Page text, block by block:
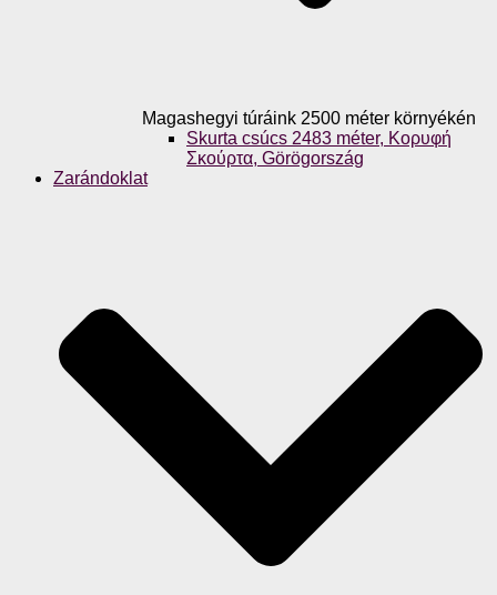
Magashegyi túráink 2500 méter környékén
Skurta csúcs 2483 méter, Κορυφή
Σκούρτα, Görögország
Zarándoklat